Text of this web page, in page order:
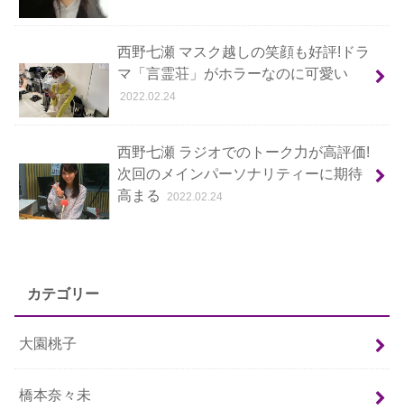
西野七瀬 マスク越しの笑顔も好評!ドラ
マ「言霊荘」がホラーなのに可愛い
2022.02.24
西野七瀬 ラジオでのトーク力が高評価!
次回のメインパーソナリティーに期待
高まる
2022.02.24
カテゴリー
大園桃子
橋本奈々未